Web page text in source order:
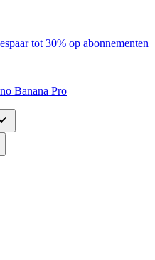
tot 30% op abonnementen
Banana Pro